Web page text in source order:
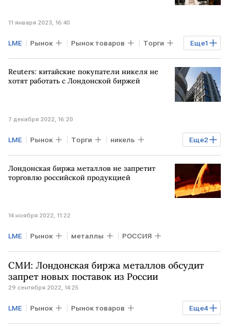
11 января 2023, 16:40
Еще1
LME Рынок Рынок товаров Торги
фьючерсы на алюминий
Reuters: китайские покупатели никеля не
хотят работать с Лондонской биржей
7 декабря 2022, 16:20
Еще2
LME Рынок Торги никель
биржи КИТАЙ
Лондонская биржа металлов не запретит
торговлю российской продукцией
14 ноября 2022, 11:22
LME Рынок металлы РОССИЯ
СМИ: Лондонская биржа металлов обсудит
запрет новых поставок из России
29 сентября 2022, 14:25
Еще4
LME Рынок Рынок товаров
Экономика Промышленность